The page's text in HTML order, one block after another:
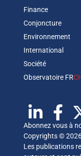
Finance
Conjoncture
Environnement
International
Société
Observatoire FR
Abonnez vous à
Copyrights ©
Les publications